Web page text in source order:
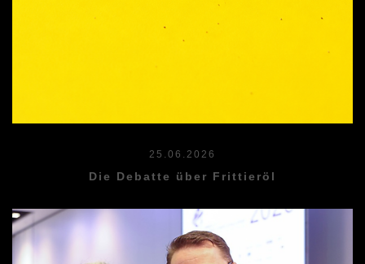
25.06.2026
Die Debatte über Frittieröl